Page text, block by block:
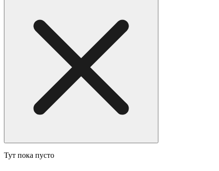
Тут пока пусто